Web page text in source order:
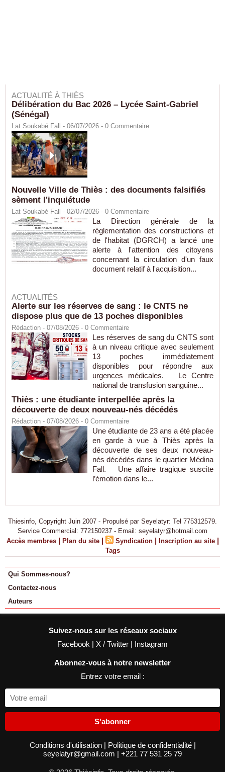
ACTUALITÉ À THIÈS
Délibération du Bac 2026 – Lycée Saint-Gabriel
(Sénégal)
Lat Soukabé Fall - 06/07/2026 - 0 Commentaire
Nouvelle Ville de Thiès : des documents falsifiés
sèment l'inquiétude
Lat Soukabé Fall - 02/07/2026 - 0 Commentaire
La Direction générale de la
réglementation des constructions et
de l'habitat (DGRCH) a lancé une
alerte à l'attention des citoyens
concernant la circulation d'un faux
document relatif à l'acquisition...
ACTUALITÉS
Alerte sur les réserves de sang : le CNTS ne
dispose plus que de 13 poches disponibles
Rédaction - 07/08/2026 - 0 Commentaire
Les réserves de sang du CNTS sont
à un niveau critique avec seulement
13 poches immédiatement
disponibles pour répondre aux
urgences médicales. Le Centre
national de transfusion sanguine...
Thiès : une étudiante interpellée après la
découverte de deux nouveau-nés décédés
Rédaction - 07/08/2026 - 0 Commentaire
Une étudiante de 23 ans a été placée
en garde à vue à Thiès après la
découverte de ses deux nouveau-
nés décédés dans le quartier Médina
Fall. Une affaire tragique suscite
l’émotion dans le...
Thiesinfo, Copyright Juin 2007 - Propulsé par Seyelatyr: Tel 775312579.
Service Commercial: 772150237 - Email: seyelatyr@hotmail.com
Accès membres | Plan du site | Syndication | Inscription au site |
Tags
Qui Sommes-nous?
Contactez-nous
Auteurs
Suivez-nous sur les réseaux sociaux
Facebook | X / Twitter | Instagram
Abonnez-vous à notre newsletter
Entrez votre email :
S'abonner
Conditions d'utilisation | Politique de confidentialité |
seyelatyr@gmail.com | +221 77 531 25 79